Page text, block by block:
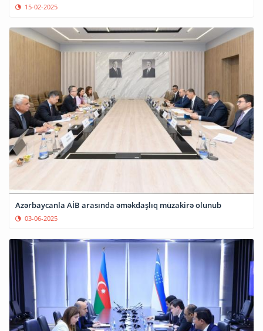
15-02-2025
Azərbaycanla AİB arasında əməkdaşlıq müzakirə olunub
03-06-2025